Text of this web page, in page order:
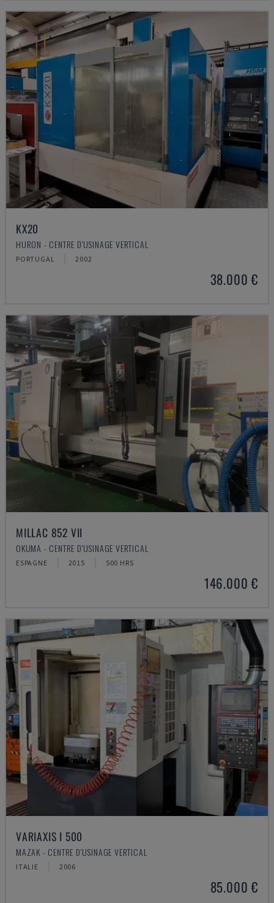
KX20
HURON - CENTRE D'USINAGE VERTICAL
PORTUGAL 2002
38.000 €
MILLAC 852 VII
OKUMA - CENTRE D'USINAGE VERTICAL
ESPAGNE 2015 500 HRS
146.000 €
VARIAXIS I 500
MAZAK - CENTRE D'USINAGE VERTICAL
ITALIE 2006
85.000 €